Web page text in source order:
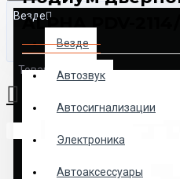
Везде
Везде
Автозвук
Автосигнализации
Электроника
Автоаксессуары
Товаров: 0 (0.00р.)
ALPHA PDV-2114/